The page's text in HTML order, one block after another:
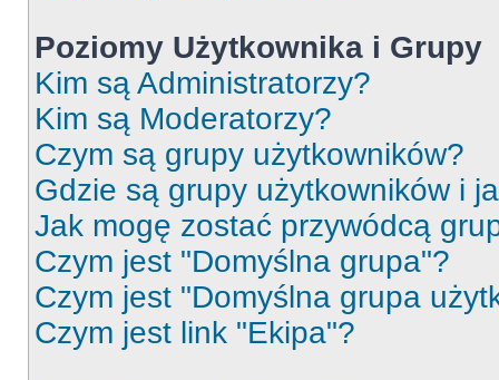
Poziomy Użytkownika i Grupy
Kim są Administratorzy?
Kim są Moderatorzy?
Czym są grupy użytkowników?
Gdzie są grupy użytkowników i
Jak mogę zostać przywódcą
Czym jest "Domyślna grupa"?
Czym jest "Domyślna grupa
Czym jest link "Ekipa"?